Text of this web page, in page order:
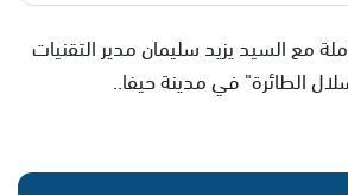
مع السيد يزيد سليمان مدير التقنيات
الطائرة" في مدينة حيفا..